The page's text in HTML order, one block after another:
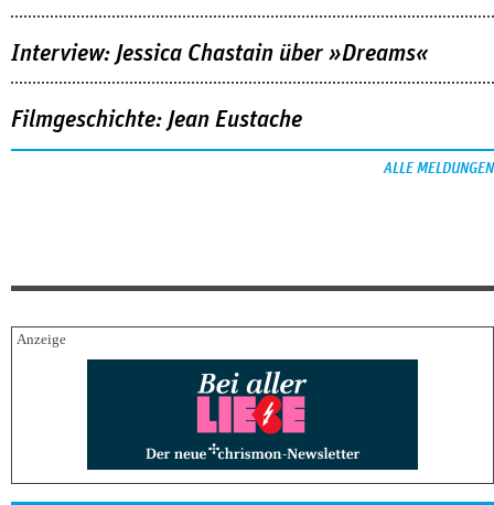
Interview: Jessica Chastain über »Dreams«
Filmgeschichte: Jean Eustache
ALLE MELDUNGEN